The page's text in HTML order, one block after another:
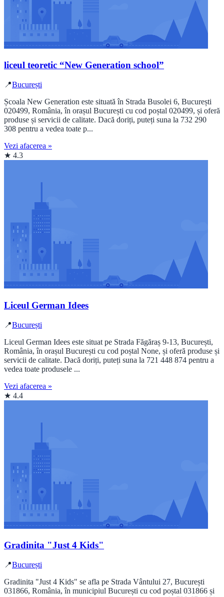
liceul teoretic “New Generation school”
📍București
Școala New Generation este situată în Strada Busolei 6, București
020499, România, în orașul București cu cod poștal 020499, și oferă
produse și servicii de calitate. Dacă doriți, puteți suna la 732 290
308 pentru a vedea toate p...
Vezi afacerea »
★ 4.3
Liceul German Idees
📍București
Liceul German Idees este situat pe Strada Făgăraș 9-13, București,
România, în orașul București cu cod poștal None, și oferă produse și
servicii de calitate. Dacă doriți, puteți suna la 721 448 874 pentru a
vedea toate produsele ...
Vezi afacerea »
★ 4.4
Gradinita "Just 4 Kids"
📍București
Gradinita "Just 4 Kids" se afla pe Strada Vântului 27, București
031866, România, în municipiul București cu cod poștal 031866 și